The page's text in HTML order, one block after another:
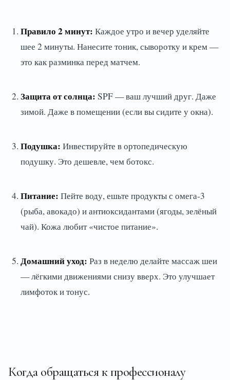
Правило 2 минут: Каждое утро и вечер уделяйте
шее 2 минуты. Нанесите тоник, сыворотку и крем —
это как разминка перед матчем.
Защита от солнца: SPF — ваш лучший друг. Даже
зимой. Даже в помещении (если вы сидите у окна).
Подушка: Инвестируйте в ортопедическую
подушку. Это дешевле, чем ботокс.
Питание: Пейте воду, ешьте продукты с омега-3
(рыба, авокадо) и антиоксидантами (ягоды, зелёный
чай). Кожа любит «чистое питание».
Домашний уход: Раз в неделю делайте массаж шеи
— лёгкими движениями снизу вверх. Это улучшает
лимфоток и тонус.
Когда обращаться к профессионалу